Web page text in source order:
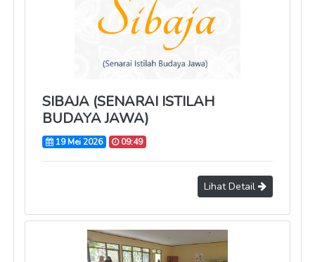
SIBAJA (SENARAI ISTILAH
BUDAYA JAWA)
19 Mei 2026 09:49
Lihat Detail